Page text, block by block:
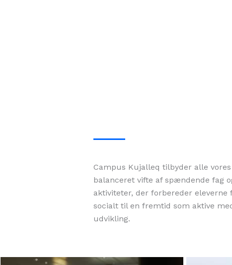
Campus Kujalleq tilbyder alle
balanceret vifte af spændende fag
aktiviteter, der forbereder
socialt til en fremtid som aktive
udvikling.